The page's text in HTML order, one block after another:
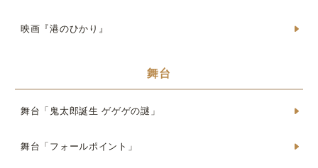
映画『港のひかり』
舞台
舞台「鬼太郎誕生 ゲゲゲの謎」
舞台「フォールポイント」